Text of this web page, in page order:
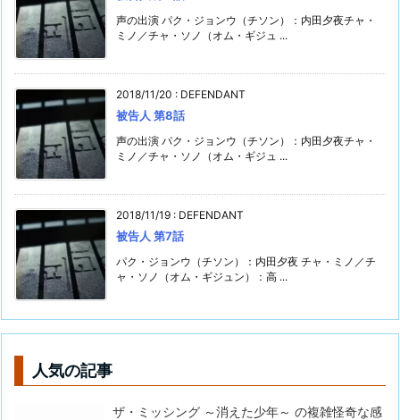
声の出演 パク・ジョンウ（チソン）：内田夕夜チャ・
ミノ／チャ・ソノ（オム・ギジュ ...
2018/11/20 : DEFENDANT
被告人 第8話
声の出演 パク・ジョンウ（チソン）：内田夕夜チャ・
ミノ／チャ・ソノ（オム・ギジュ ...
2018/11/19 : DEFENDANT
被告人 第7話
パク・ジョンウ（チソン）：内田夕夜 チャ・ミノ／チ
ャ・ソノ（オム・ギジュン）：高 ...
人気の記事
ザ・ミッシング ～消えた少年～ の複雑怪奇な感